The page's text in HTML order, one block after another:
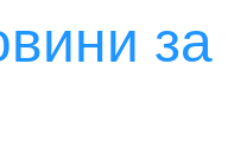
процент на
за